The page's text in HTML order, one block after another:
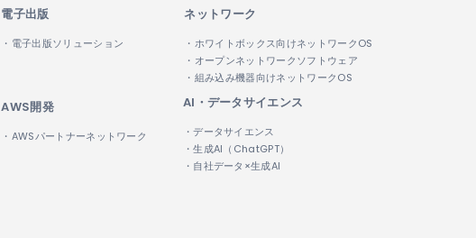
電子出版
・電子出版ソリューション
ネットワーク
・ホワイトボックス向けネットワークOS
・オープンネットワークソフトウェア
・組み込み機器向けネットワークOS
AWS開発
・AWSパートナーネットワーク
AI・データサイエンス
・データサイエンス
・生成AI（ChatGPT）
・自社データ×生成AI